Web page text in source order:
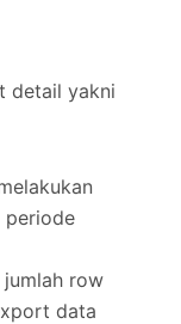
detail yakni
periode
row
data